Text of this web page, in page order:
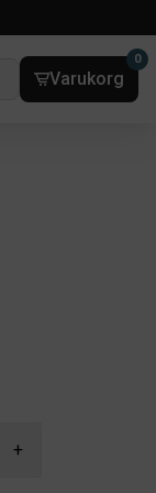
Varukorg
0
+